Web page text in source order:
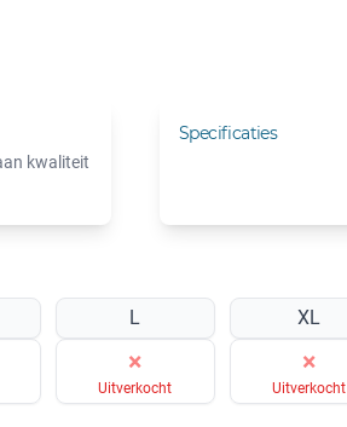
kwaliteit
Specificaties
L
×
Uitverkocht
XL
×
Uitverkocht